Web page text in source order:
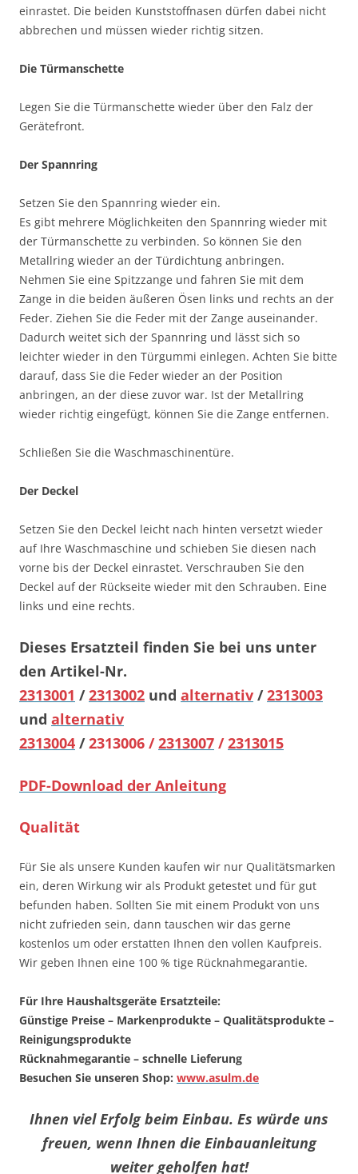
einrastet. Die beiden Kunststoffnasen dürfen dabei nicht
abbrechen und müssen wieder richtig sitzen.
Die Türmanschette
Legen Sie die Türmanschette wieder über den Falz der
Gerätefront.
Der Spannring
Setzen Sie den Spannring wieder ein.
Es gibt mehrere Möglichkeiten den Spannring wieder mit
der Türmanschette zu verbinden. So können Sie den
Metallring wieder an der Türdichtung anbringen.
Nehmen Sie eine Spitzzange und fahren Sie mit dem
Zange in die beiden äußeren Ösen links und rechts an der
Feder. Ziehen Sie die Feder mit der Zange auseinander.
Dadurch weitet sich der Spannring und lässt sich so
leichter wieder in den Türgummi einlegen. Achten Sie bitte
darauf, dass Sie die Feder wieder an der Position
anbringen, an der diese zuvor war. Ist der Metallring
wieder richtig eingefügt, können Sie die Zange entfernen.
Schließen Sie die Waschmaschinentüre.
Der Deckel
Setzen Sie den Deckel leicht nach hinten versetzt wieder
auf Ihre Waschmaschine und schieben Sie diesen nach
vorne bis der Deckel einrastet. Verschrauben Sie den
Deckel auf der Rückseite wieder mit den Schrauben. Eine
links und eine rechts.
Dieses Ersatzteil finden Sie bei uns unter
den Artikel-Nr.
2313001 /2313002 und alternativ /2313003
und alternativ
2313004 /2313006 /2313007 /2313015
PDF-Download der Anleitung
Qualität
Für Sie als unsere Kunden kaufen wir nur Qualitätsmarken
ein, deren Wirkung wir als Produkt getestet und für gut
befunden haben. Sollten Sie mit einem Produkt von uns
nicht zufrieden sein, dann tauschen wir das gerne
kostenlos um oder erstatten Ihnen den vollen Kaufpreis.
Wir geben Ihnen eine 100 % tige Rücknahmegarantie.
Für Ihre Haushaltsgeräte Ersatzteile:
Günstige Preise – Markenprodukte – Qualitätsprodukte –
Reinigungsprodukte
Rücknahmegarantie – schnelle Lieferung
Besuchen Sie unseren Shop: www.asulm.de
Ihnen viel Erfolg beim Einbau. Es würde uns
freuen, wenn Ihnen die Einbauanleitung
weiter geholfen hat!